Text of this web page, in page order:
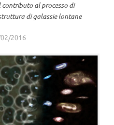
al processo di
di galassie lontane
2016